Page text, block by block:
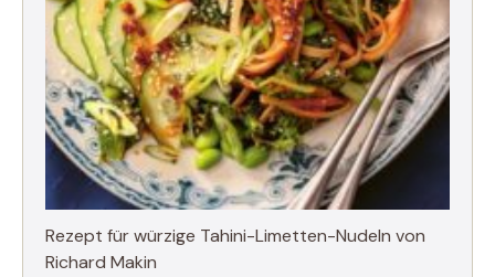
Rezept für würzige Tahini-Limetten-Nudeln von
Richard Makin